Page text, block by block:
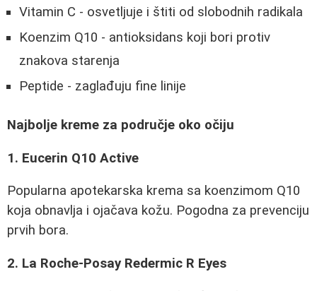
Vitamin C - osvetljuje i štiti od slobodnih radikala
Koenzim Q10 - antioksidans koji bori protiv
znakova starenja
Peptide - zaglađuju fine linije
Najbolje kreme za područje oko očiju
1. Eucerin Q10 Active
Popularna apotekarska krema sa koenzimom Q10
koja obnavlja i ojačava kožu. Pogodna za prevenciju
prvih bora.
2. La Roche-Posay Redermic R Eyes